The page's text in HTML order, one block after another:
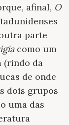
afinal, O
parte
como um
(rindo da
de onde
dois grupos
uma das